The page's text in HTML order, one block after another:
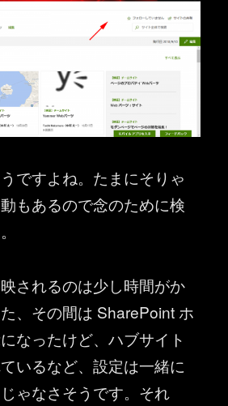
ですよね。たまにそりゃ
もあるので念のために検
されるのは少し時間がか
、その間は SharePoint ホ
なったけど、ハブサイト
いるなど、設定は一緒に
ゃなさそうです。それ